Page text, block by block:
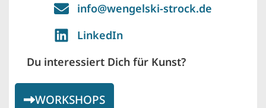
info@wengelski-strock.de
LinkedIn
Du interessiert Dich für Kunst?
WORKSHOPS